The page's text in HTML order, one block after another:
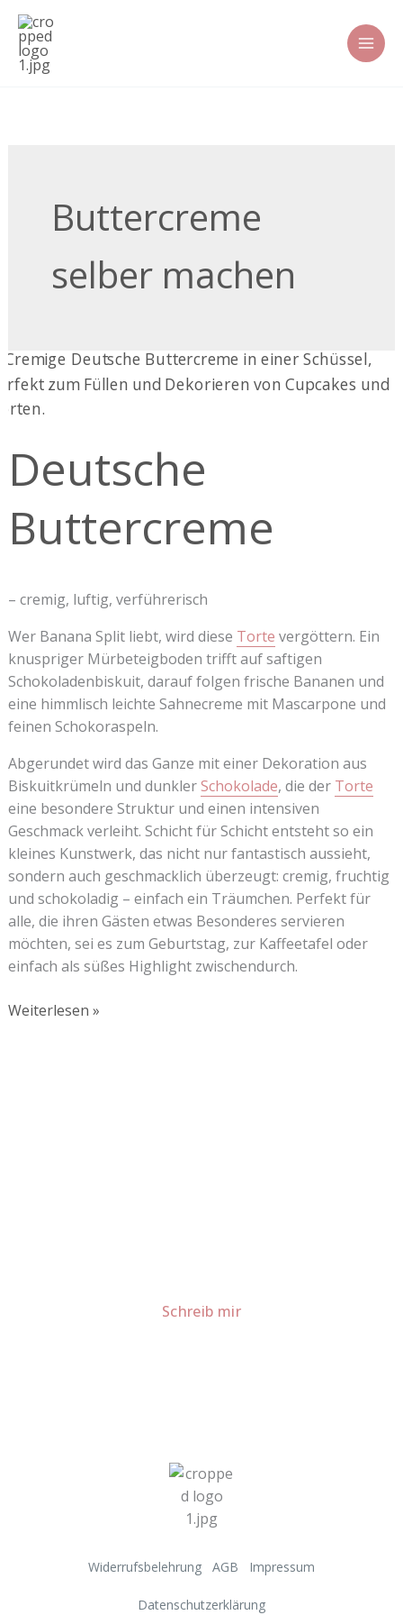
Zum
Inhalt
springen
Buttercreme
selber machen
Deutsche
Buttercreme
– cremig, luftig, verführerisch
Wer Banana Split liebt, wird diese Torte vergöttern. Ein
knuspriger Mürbeteigboden trifft auf saftigen
Schokoladenbiskuit, darauf folgen frische Bananen und
eine himmlisch leichte Sahnecreme mit Mascarpone und
feinen Schokoraspeln.
Abgerundet wird das Ganze mit einer Dekoration aus
Biskuitkrümeln und dunklerSchokolade, die der Torte
eine besondere Struktur und einen intensiven
Geschmack verleiht. Schicht für Schicht entsteht so ein
kleines Kunstwerk, das nicht nur fantastisch aussieht,
sondern auch geschmacklich überzeugt: cremig, fruchtig
und schokoladig – einfach ein Träumchen. Perfekt für
alle, die ihren Gästen etwas Besonderes servieren
möchten, sei es zum Geburtstag, zur Kaffeetafel oder
einfach als süßes Highlight zwischendurch.
Deutsche
Buttercreme
Weiterlesen »
Schreib mir
Widerrufsbelehrung AGB Impressum
Datenschutzerklärung